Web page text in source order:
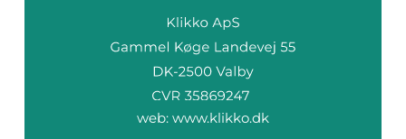
web: www.klikko.dk